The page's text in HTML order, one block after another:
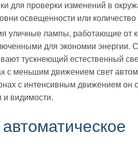
для проверки изменений в
освещенности или
уличные лампы, работающие от
для экономии энергии.
тускнеющий естественный
с меньшим движением свет
с интенсивным движением он
и видимости.